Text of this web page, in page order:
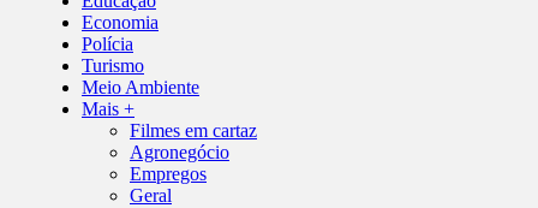
Economia
Polícia
Turismo
Meio Ambiente
Mais +
Filmes em cartaz
Agronegócio
Empregos
Geral